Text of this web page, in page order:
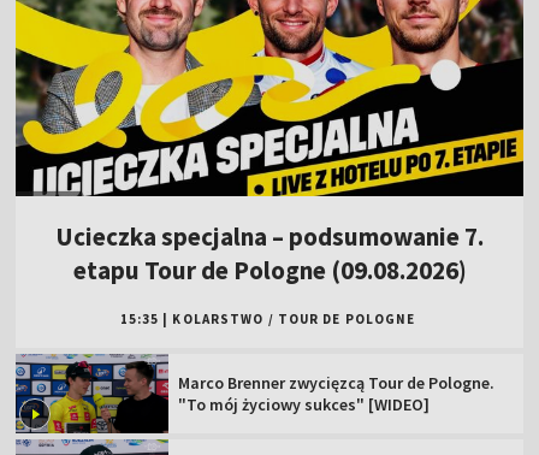
Ucieczka specjalna – podsumowanie 7.
etapu Tour de Pologne (09.08.2026)
15:35 KOLARSTWO / TOUR DE POLOGNE
Marco Brenner zwycięzcą Tour de Pologne.
"To mój życiowy sukces" [WIDEO]